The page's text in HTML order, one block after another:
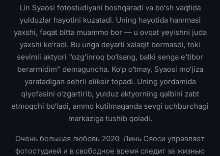
Lin Syaosi fotostudiyani boshqaradi va bo‘sh vaqtida
yulduzlar hayotini kuzatadi. Uning hayotida hammasi
yaxshi, faqat bitta muammo bor — u ovqat yeyishni juda
yaxshi ko‘radi. Bu unga deyarli xalaqit bermasdi, toki
sevimli aktyori “ozg‘inroq bo‘lsang, balki senga e’tibor
berarmidim” demaguncha. Ko‘p o‘tmay, Syaosi mo‘jiza
yaratadigan sehrli eliksir topadi. Uning yordamida
qiyofasini o‘zgartirib, yulduz aktyorning qalbini zabt
etmoqchi bo‘ladi, ammo kutilmaganda sevgi uchburchagi
markaziga tushib qoladi.
Очень большая любовь 2020 Линь Сяоси управляет
фотостудией и в свободное время следит за жизнью